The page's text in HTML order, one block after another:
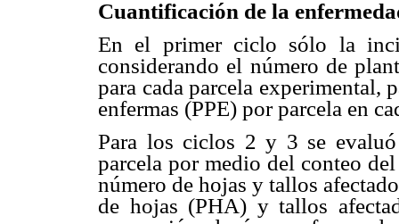
Cuantificación de la
En el primer ciclo sólo la
considerando el número de
para cada parcela experimental,
enfermas (PPE) por parcela en
Para los ciclos 2 y 3 se
parcela por medio del conteo
número de hojas y tallos
de hojas (PHA) y tallos